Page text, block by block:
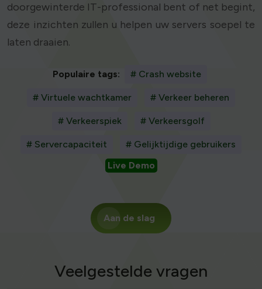
doorgewinterde IT-professional bent of net begint,
deze inzichten zullen u helpen uw servers soepel te
laten draaien.
Populaire tags: # Crash website
# Virtuele wachtkamer # Verkeer beheren
# Verkeerspiek # Verkeersgolf
# Servercapaciteit
# Gelijktijdige gebruikers
Live Demo
Aan de slag
Veelgestelde vragen